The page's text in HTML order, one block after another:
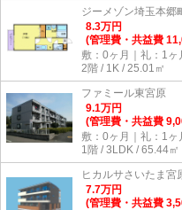
ジーメゾン埼玉本郷
8.3万円
(管理費・共益費
敷：0ヶ月｜礼：1ヶ
2階 / 1K / 25.01㎡
ファミール東宮原
9.1万円
(管理費・共益費
敷：0ヶ月｜礼：1ヶ
1階 / 3LDK / 65.44㎡
ヒカルサさいたま宮
7.7万円
(管理費・共益費